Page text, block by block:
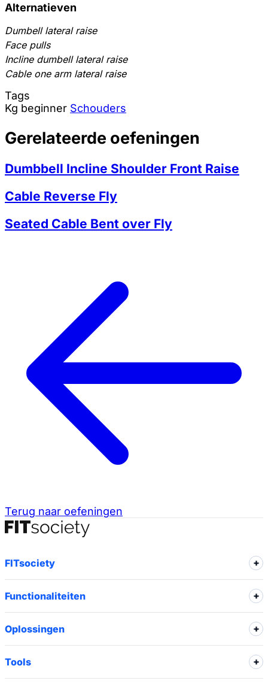
Alternatieven
Dumbell lateral raise
Face pulls
Incline dumbell lateral raise
Cable one arm lateral raise
Tags
Kg beginner Schouders
Gerelateerde oefeningen
Dumbbell Incline Shoulder Front Raise
Cable Reverse Fly
Seated Cable Bent over Fly
Terug naar oefeningen
FITsociety
Functionaliteiten
Oplossingen
Tools